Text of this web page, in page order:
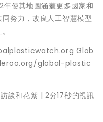
使其地圖涵蓋更多國家和
努力，改良人工智慧模型
Glob
global-plastic
談和花絮 | 2分17秒的視訊